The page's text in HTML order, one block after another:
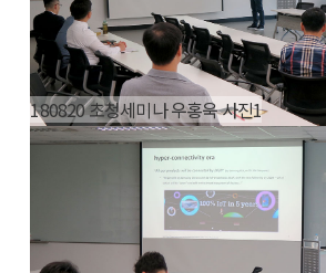
180820 초청세미나 우홍욱 사진1